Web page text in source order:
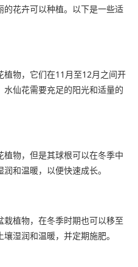
花卉可以种植。以下是一些适
物，它们在11月至12月之间开
仙花需要充足的阳光和适量的
物，但是其球根可以在冬季中
和温暖，以便快速成长。
植物，在冬季时期也可以移至
湿润和温暖，并定期施肥。